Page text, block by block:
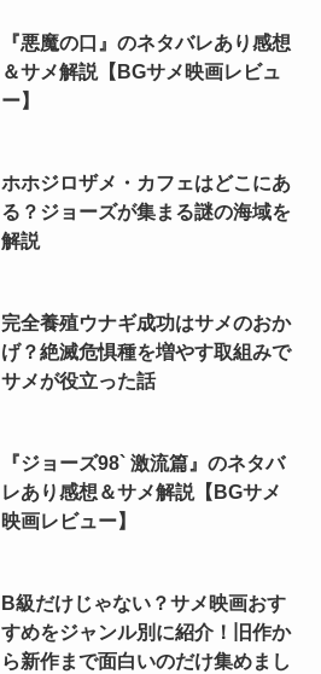
『悪魔の口』のネタバレあり感想
＆サメ解説【BGサメ映画レビュ
ー】
ホホジロザメ・カフェはどこにあ
る？ジョーズが集まる謎の海域を
解説
完全養殖ウナギ成功はサメのおか
げ？絶滅危惧種を増やす取組みで
サメが役立った話
『ジョーズ98` 激流篇』のネタバ
レあり感想＆サメ解説【BGサメ
映画レビュー】
B級だけじゃない？サメ映画おす
すめをジャンル別に紹介！旧作か
ら新作まで面白いのだけ集めまし